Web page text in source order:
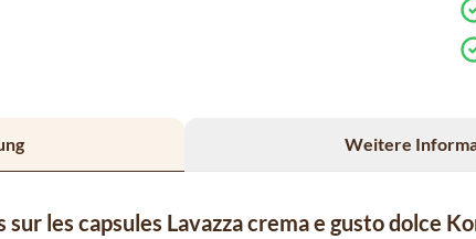
Weitere
les capsules Lavazza crema e gusto dolce